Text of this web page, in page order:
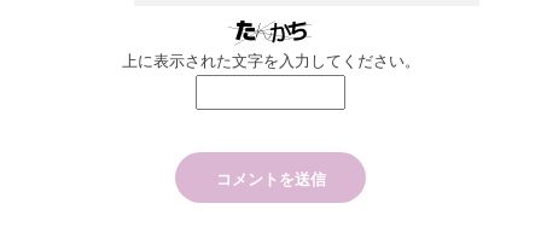
上に表示された文字を入力してください。